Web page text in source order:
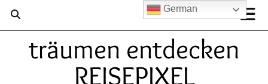
träumen entdecken
REISEPIXEL
German